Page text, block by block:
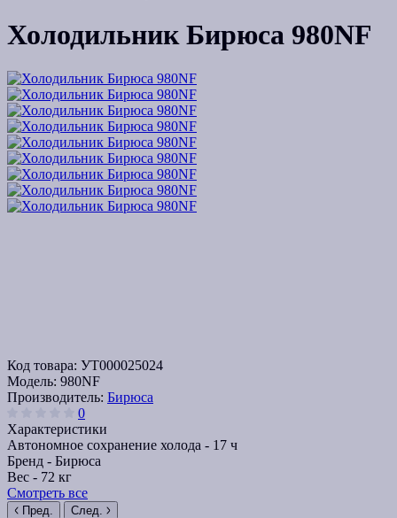
Холодильник Бирюса 980NF
Код товара: УТ000025024
Модель: 980NF
Производитель: Бирюса
0
Характеристики
Автономное сохранение холода - 17 ч
Бренд - Бирюса
Вес - 72 кг
Смотреть все
Пред. След.